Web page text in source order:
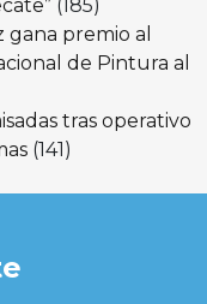
(185)
premio al
de Pintura al
tras operativo
(141)